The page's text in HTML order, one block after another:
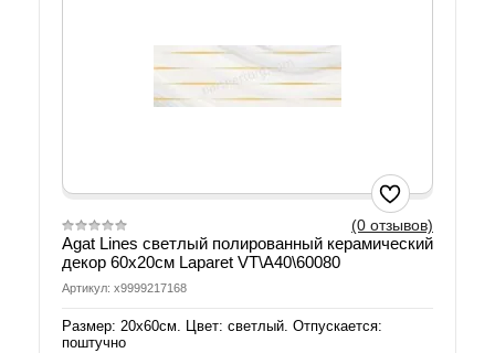
(0 отзывов)
Agat Lines светлый полированный керамический
декор 60х20см Laparet VT\A40\60080
Артикул: х9999217168
Размер: 20х60см. Цвет: светлый. Отпускается:
поштучно